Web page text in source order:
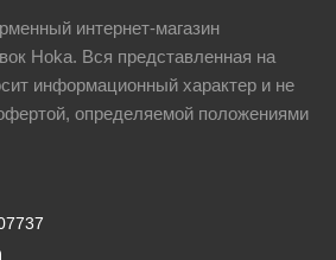
интернет-магазин
Hoka. Вся представленная на
информационный характер и не
определяемой положениями